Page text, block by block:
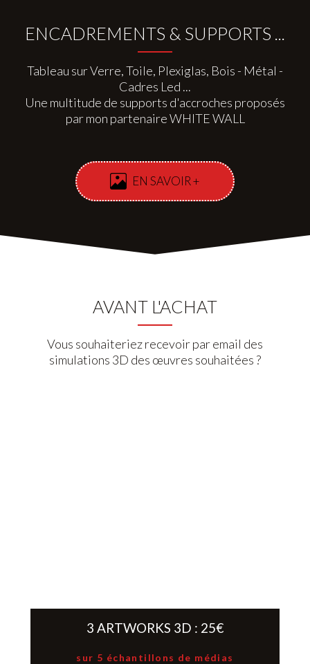
ENCADREMENTS & SUPPORTS ...
Tableau sur Verre, Toile, Plexiglas, Bois - Métal -
Cadres Led ...
Une multitude de supports d'accroches proposés
par mon partenaire WHITE WALL
EN SAVOIR +
AVANT L'ACHAT
Vous souhaiteriez recevoir par email des
simulations 3D des œuvres souhaitées ?
3 ARTWORKS 3D : 25€
sur 5 échantillons de médias